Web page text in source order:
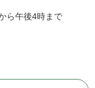
ら午後4時まで